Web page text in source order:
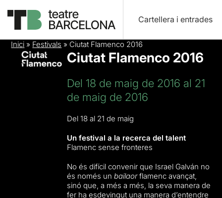
Cartellera i entrades
Inici » Festivals » Ciutat Flamenco 2016
Ciutat Flamenco 2016
Del 18 de maig de 2016 al 21
de maig de 2016
Del 18 al 21 de maig
Un festival a la recerca del talent
Flamenc sense fronteres
No és difícil convenir que Israel Galván no
és només unbailaorflamenc avançat,
sinó que, a més a més, la seva manera de
fer ha esdevingut una manera d’entendre